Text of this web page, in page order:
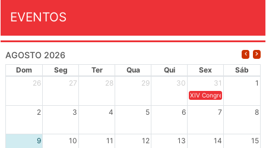
EVENTOS
AGOSTO 2026
Dom Seg Ter Qua Qui Sex
Sáb
26
27 28 29 30 31 1
XIV Congresso Brasileiro
2 3 4 5 6 7 8
9 10 11 12 13 14 15